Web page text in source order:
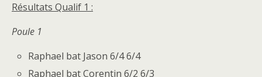
Résultats Qualif 1 :
Poule 1
Raphael bat Jason 6/4 6/4
Raphael bat Corentin 6/2 6/3